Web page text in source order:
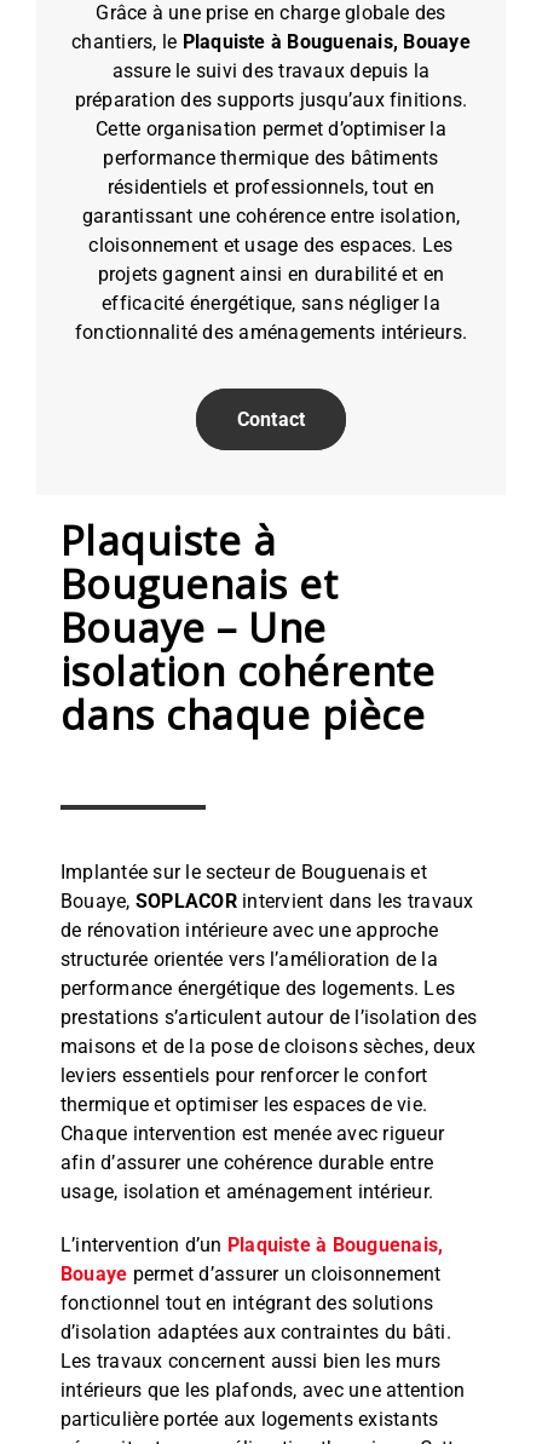
Grâce à une prise en charge globale des
chantiers, le Plaquiste à Bouguenais, Bouaye
assure le suivi des travaux depuis la
préparation des supports jusqu’aux finitions.
Cette organisation permet d’optimiser la
performance thermique des bâtiments
résidentiels et professionnels, tout en
garantissant une cohérence entre isolation,
cloisonnement et usage des espaces. Les
projets gagnent ainsi en durabilité et en
efficacité énergétique, sans négliger la
fonctionnalité des aménagements intérieurs.
Contact
Plaquiste à
Bouguenais et
Bouaye – Une
isolation cohérente
dans chaque pièce
Implantée sur le secteur de Bouguenais et
Bouaye, SOPLACORintervient dans les travaux
de rénovation intérieure avec une approche
structurée orientée vers l’amélioration de la
performance énergétique des logements. Les
prestations s’articulent autour de l’isolation des
maisons et de la pose de cloisons sèches, deux
leviers essentiels pour renforcer le confort
thermique et optimiser les espaces de vie.
Chaque intervention est menée avec rigueur
afin d’assurer une cohérence durable entre
usage, isolation et aménagement intérieur.
L’intervention d’un Plaquiste à Bouguenais,
Bouaye permet d’assurer un cloisonnement
fonctionnel tout en intégrant des solutions
d’isolation adaptées aux contraintes du bâti.
Les travaux concernent aussi bien les murs
intérieurs que les plafonds, avec une attention
particulière portée aux logements existants